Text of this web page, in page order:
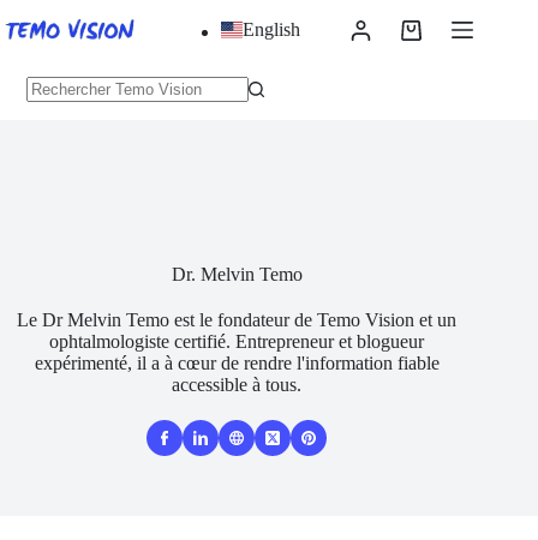
to
English
Panier
Dr. Melvin Temo
Le Dr Melvin Temo est le fondateur de Temo Vision et un
ophtalmologiste certifié. Entrepreneur et blogueur
expérimenté, il a à cœur de rendre l'information fiable
accessible à tous.